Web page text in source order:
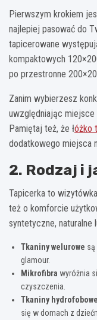
Pierwszym krokiem
najlepiej pasować do
tapicerowane
kompaktowych
po przestronne
Zanim wybierzesz
uwzględniając miejsce
Pamiętaj też, że łóżko
dodatkowego miejsca
2. Rodzaj i
Tapicerka to
też o komforcie
syntetyczne, naturalne
Tkaniny welurowe
glamour.
Mikrofibra wyróżnia
czyszczenia.
Tkaniny hydrofobowe
się w domach z